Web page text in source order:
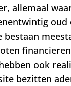
allemaal
bestaan
ook
bezitten